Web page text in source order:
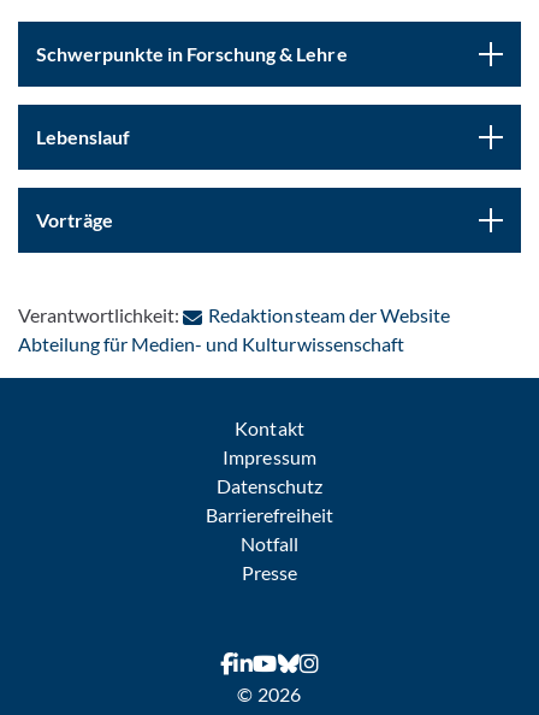
Schwerpunkte in Forschung & Lehre
Lebenslauf
Vorträge
Verantwortlichkeit:
Redaktionsteam der Website
Abteilung für Medien- und Kulturwissenschaft: Per E-Mail
Kontakt
Impressum
Datenschutz
Barrierefreiheit
Notfall
Presse
© 2026